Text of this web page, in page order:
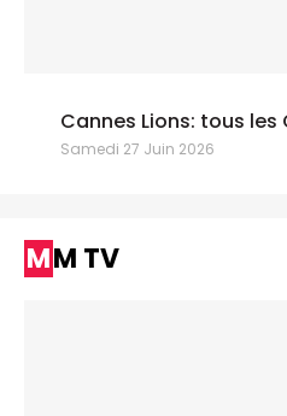
Cannes Lions: tous les
Samedi 27 Juin 2026
MM TV